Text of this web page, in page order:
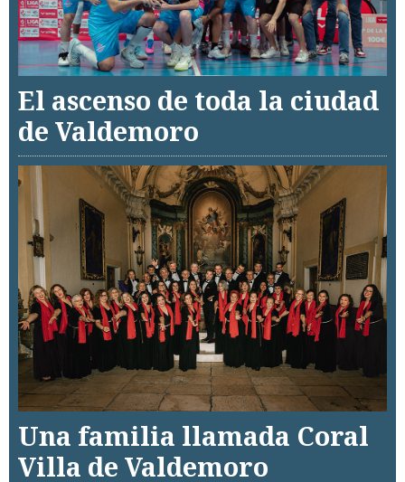
El ascenso de toda la ciudad
de Valdemoro
Una familia llamada Coral
Villa de Valdemoro